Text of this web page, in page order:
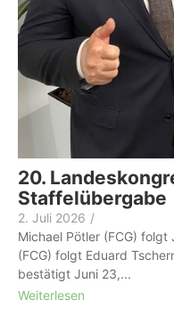
20.
Staffelübergabe
2. Juli 2026 /
Michael Pötler (FCG) folgt
(FCG) folgt Eduard
bestätigt Juni 23,...
Weiterlesen